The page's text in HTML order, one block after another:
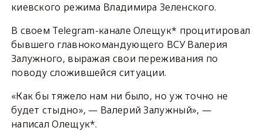
киевского режима Владимира Зеленского.
В своем Telegram-канале Олещук* процитировал
бывшего главнокомандующего ВСУ Валерия
Залужного, выражая свои переживания по
поводу сложившейся ситуации.
«Как бы тяжело нам ни было, но уж точно не
будет стыдно», — Валерий Залужный», —
написал Олещук*.